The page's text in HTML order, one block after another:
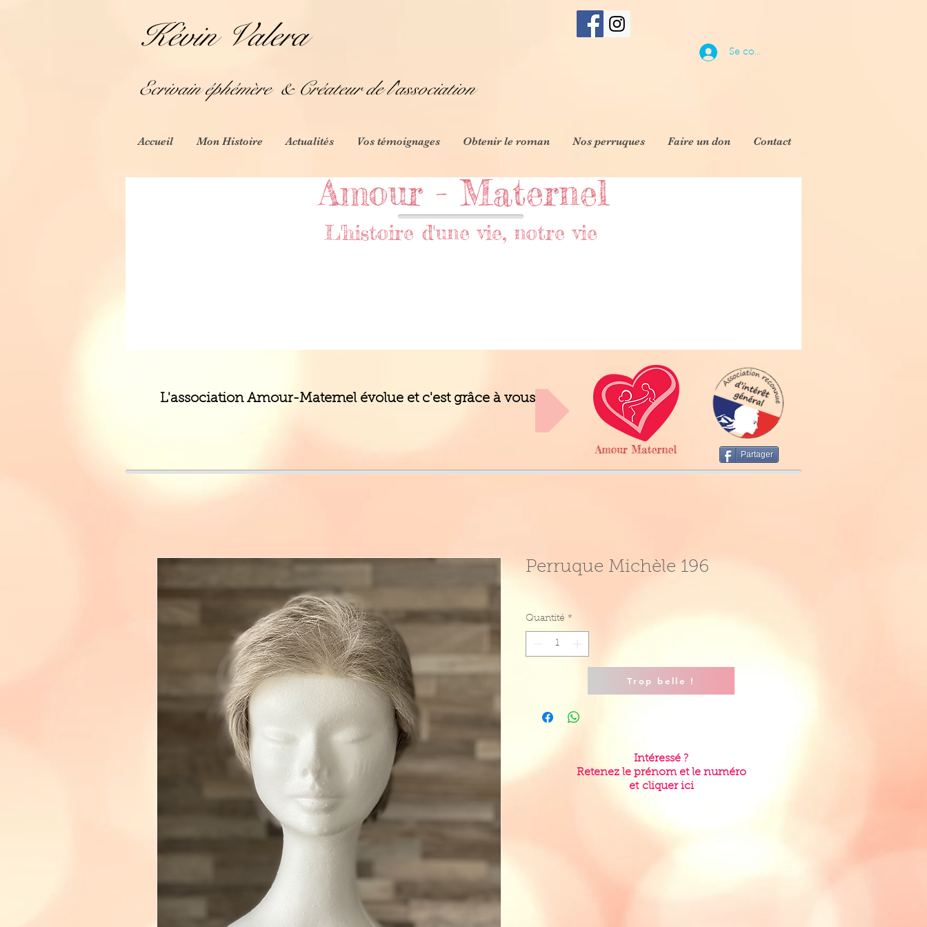
Kévin Valera
Ecrivain éphémère & Créateur de l'association
Accueil Mon Histoire Actualités Vos témoignages Obtenir le roman Nos perruques Faire un don Contact
Amour - Maternel
L'histoire d'une vie, notre vie
L'association Amour-Maternel évolue et c'est grâce à vous
Partager
Se connecter
Perruque Michèle 196
Quantité *
Trop belle !
Intéressé ?
Retenez le prénom et le numéro
et cliquer ici